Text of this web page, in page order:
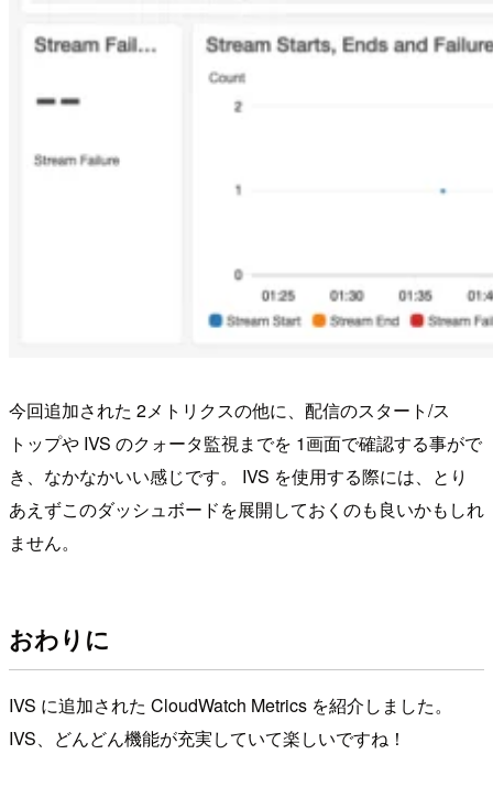
今回追加された 2メトリクスの他に、配信のスタート/ス
トップや IVS のクォータ監視までを 1画面で確認する事がで
き、なかなかいい感じです。 IVS を使用する際には、とり
あえずこのダッシュボードを展開しておくのも良いかもしれ
ません。
おわりに
IVS に追加された CloudWatch Metrics を紹介しました。
IVS、どんどん機能が充実していて楽しいですね！